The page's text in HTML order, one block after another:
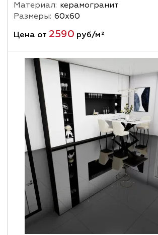
Материал: керамогранит
Размеры: 60х60
Цена от 2590 руб/м²